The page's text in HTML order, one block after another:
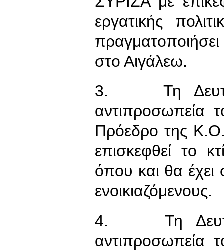
εργατικής
στο Αιγάλεω.
3. Τη
αντιπροσωπεία
Πρόεδρο της
επισκεφθεί το
όπου και θα έχει
ενοικιαζόμενους.
4. Τη
αντιπροσωπεία